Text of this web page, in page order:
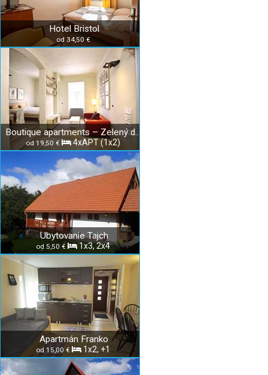
Hotel Bristol
od 34,50 €
Boutique apartments – Zelený dom
od 19,50 € 4xAPT (1x2)
Ubytovanie Tajch
od 5,50 € 1x3, 2x4
Apartmán Franko
od 15,00 € 1x2, +1